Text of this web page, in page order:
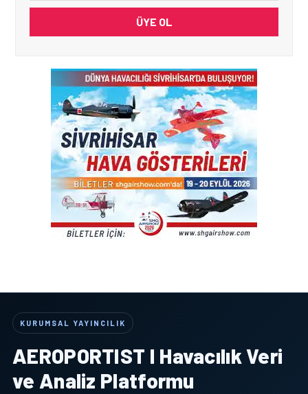
ÜYE OL
KURUMSAL YAYINCILIK
AEROPORTIST I Havacılık Veri
ve Analiz Platformu